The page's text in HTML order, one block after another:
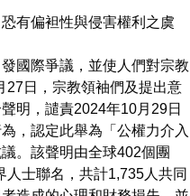
有偏袒性與侵害權利之虞
國際爭議，並使人們對宗教
27日，宗教領袖們及提出意
明，譴責2024年10月29日
，認定此舉為「公權力介入
。該聲明由全球402個團
士聯名，共計1,735人共同